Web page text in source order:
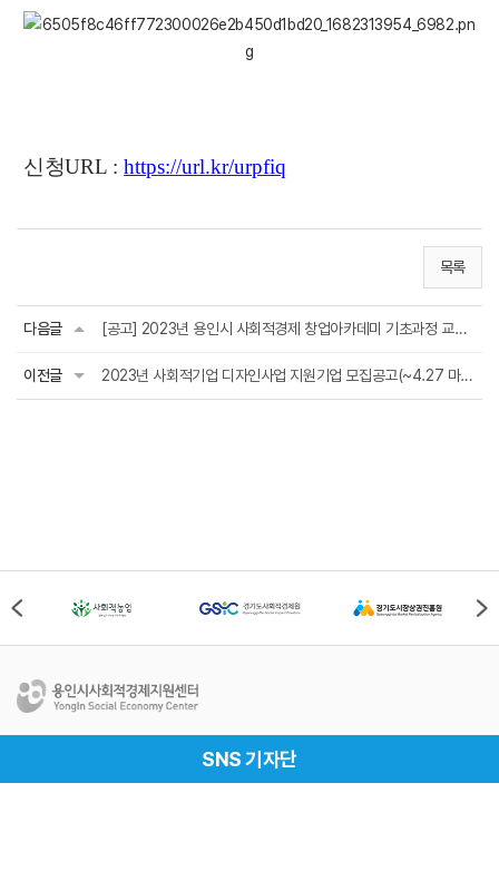
신청URL :https://url.kr/urpfiq
목록
다음글 [공고] 2023년 용인시 사회적경제 창업아카데미 기초과정 교육생 모집
이전글 2023년 사회적기업 디자인사업 지원기업 모집공고(~4.27 마감)
SNS 기자단
경기도 용인시 처인구 중부대로 1161번길 69-1, 용인시
사회적경제지원센터(17019)